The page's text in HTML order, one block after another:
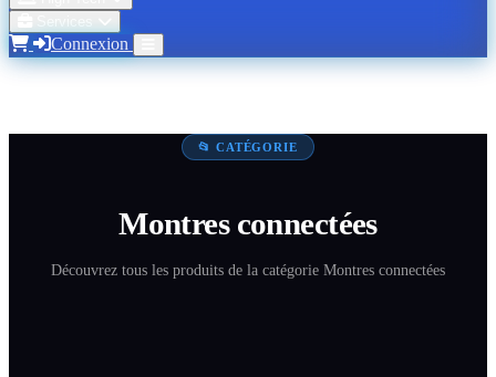
Services
Connexion
📂 CATÉGORIE
Montres connectées
Découvrez tous les produits de la catégorie Montres connectées